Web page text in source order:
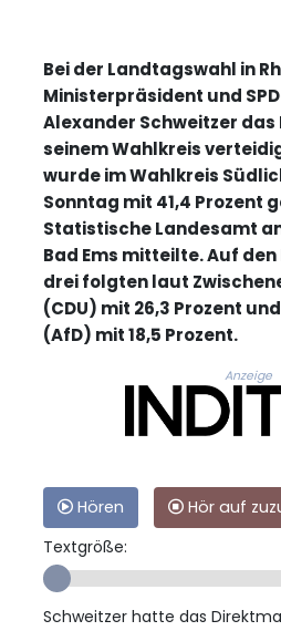
Bei der Landtagswahl in
Ministerpräsident und
Alexander Schweitzer
seinem Wahlkreis
wurde im Wahlkreis
Sonntag mit 41,4 Prozent
Statistische Landesamt
Bad Ems mitteilte. Auf
drei folgten laut
(CDU) mit 26,3 Prozent
(AfD) mit 18,5 Prozent.
Anzeige
Hören
Hör auf
Textgröße:
Schweitzer hatte das